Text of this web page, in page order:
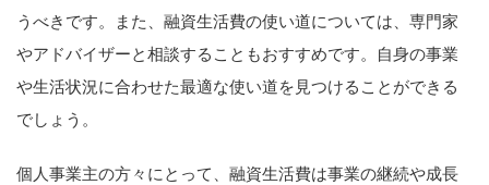
うべきです。また、融資生活費の使い道については、専門家
やアドバイザーと相談することもおすすめです。自身の事業
や生活状況に合わせた最適な使い道を見つけることができる
でしょう。
個人事業主の方々にとって、融資生活費は事業の継続や成長